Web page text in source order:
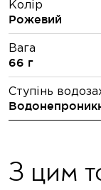
Колір
Рожевий
Вага
66 г
Ступінь
З цим